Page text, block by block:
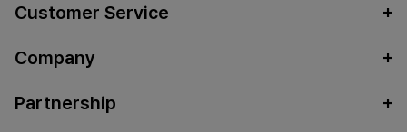
Customer Service
Company
Partnership